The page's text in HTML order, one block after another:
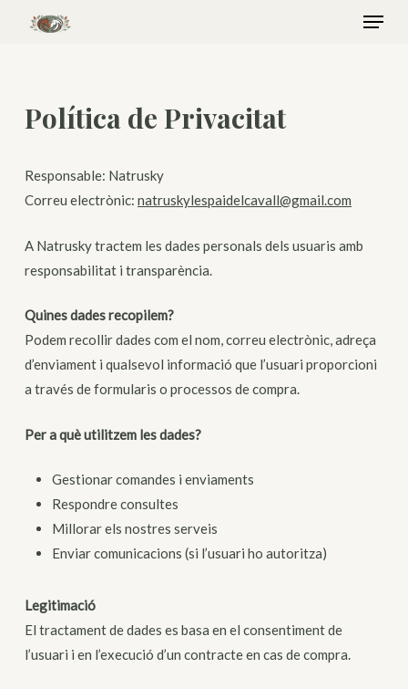
Menu
Política de Privacitat
Responsable: Natrusky
Correu electrònic: natruskylespaidelcavall@gmail.com
A Natrusky tractem les dades personals dels usuaris amb
responsabilitat i transparència.
Quines dades recopilem?
Podem recollir dades com el nom, correu electrònic, adreça
d’enviament i qualsevol informació que l’usuari proporcioni
a través de formularis o processos de compra.
Per a què utilitzem les dades?
Gestionar comandes i enviaments
Respondre consultes
Millorar els nostres serveis
Enviar comunicacions (si l’usuari ho autoritza)
Legitimació
El tractament de dades es basa en el consentiment de
l’usuari i en l’execució d’un contracte en cas de compra.